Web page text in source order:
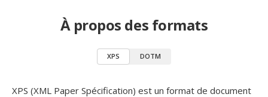
À propos des formats
XPS DOTM
XPS (XML Paper Spécification) est un format de document